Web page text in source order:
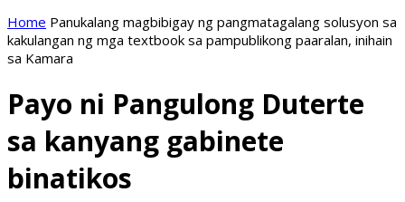
Home Panukalang magbibigay ng pangmatagalang solusyon sa
kakulangan ng mga textbook sa pampublikong paaralan, inihain
sa Kamara
Payo ni Pangulong Duterte
sa kanyang gabinete
binatikos